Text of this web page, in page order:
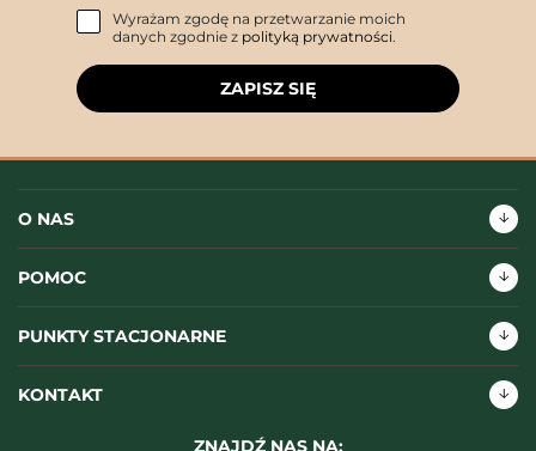
Wyrażam zgodę na przetwarzanie moich
danych zgodnie z polityką prywatności.
ZAPISZ SIĘ
O NAS
POMOC
PUNKTY STACJONARNE
KONTAKT
ZNAJDŹ NAS NA: